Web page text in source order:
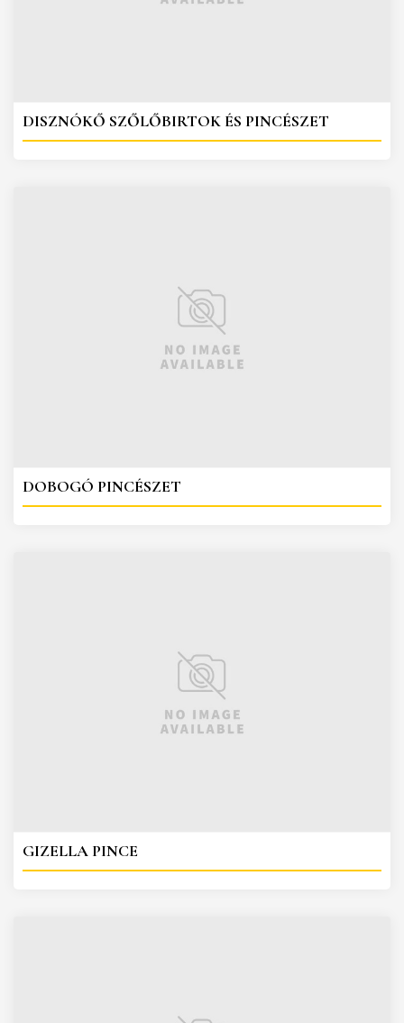
DISZNÓKŐ SZŐLŐBIRTOK ÉS PINCÉSZET
DOBOGÓ PINCÉSZET
GIZELLA PINCE